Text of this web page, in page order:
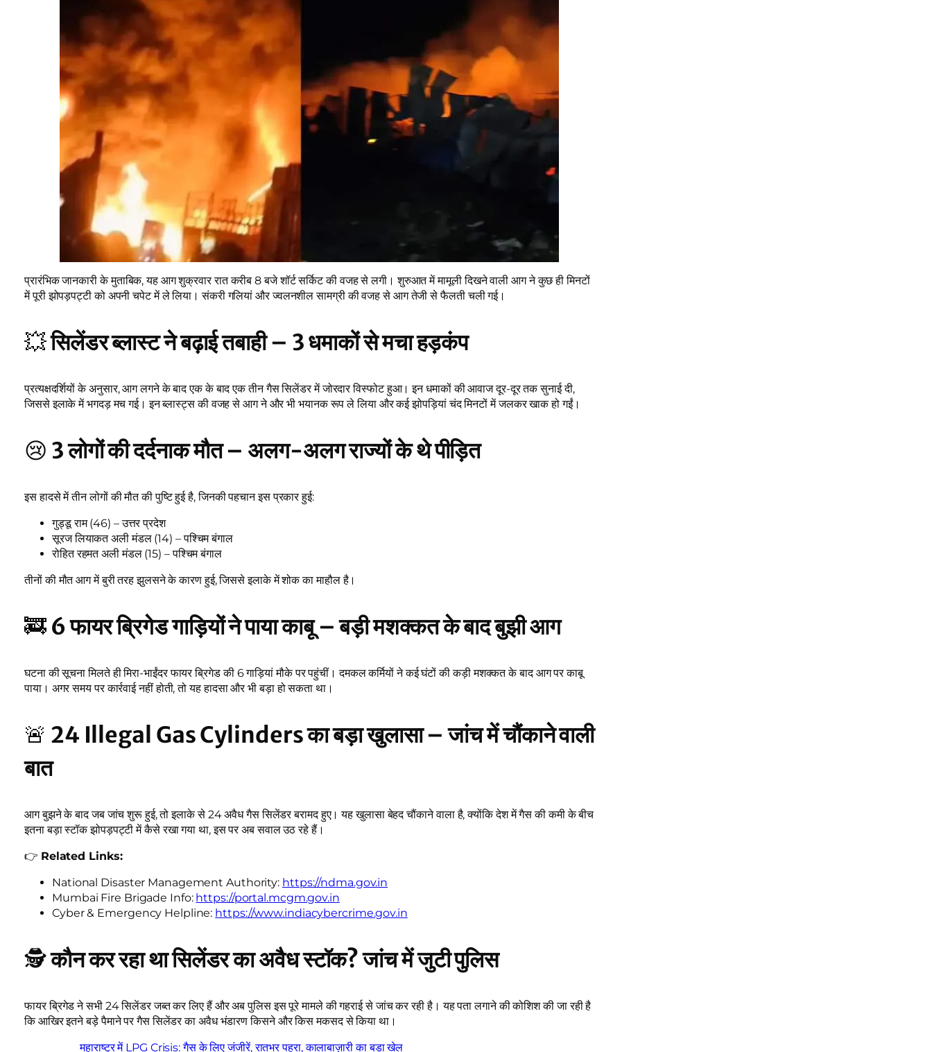
प्रारंभिक जानकारी के मुताबिक, यह आग शुक्रवार रात करीब 8 बजे शॉर्ट सर्किट की वजह से लगी। शुरुआत में मामूली दिखने वाली आग ने कुछ ही मिनटों
में पूरी झोपड़पट्टी को अपनी चपेट में ले लिया। संकरी गलियां और ज्वलनशील सामग्री की वजह से आग तेजी से फैलती चली गई।
💥सिलेंडर ब्लास्ट ने बढ़ाई तबाही – 3 धमाकों से मचा हड़कंप
प्रत्यक्षदर्शियों के अनुसार, आग लगने के बाद एक के बाद एक तीन गैस सिलेंडर में जोरदार विस्फोट हुआ। इन धमाकों की आवाज दूर-दूर तक सुनाई दी,
जिससे इलाके में भगदड़ मच गई। इन ब्लास्ट्स की वजह से आग ने और भी भयानक रूप ले लिया और कई झोपड़ियां चंद मिनटों में जलकर खाक हो गईं।
😢 3 लोगों की दर्दनाक मौत – अलग-अलग राज्यों के थे पीड़ित
इस हादसे में तीन लोगों की मौत की पुष्टि हुई है, जिनकी पहचान इस प्रकार हुई:
गुड्डू राम (46) – उत्तर प्रदेश
सूरज लियाकत अली मंडल (14) – पश्चिम बंगाल
रोहित रहमत अली मंडल (15) – पश्चिम बंगाल
तीनों की मौत आग में बुरी तरह झुलसने के कारण हुई, जिससे इलाके में शोक का माहौल है।
🚒 6 फायर ब्रिगेड गाड़ियों ने पाया काबू – बड़ी मशक्कत के बाद बुझी आग
घटना की सूचना मिलते ही मिरा-भाईंदर फायर ब्रिगेड की 6 गाड़ियां मौके पर पहुंचीं। दमकल कर्मियों ने कई घंटों की कड़ी मशक्कत के बाद आग पर काबू
पाया। अगर समय पर कार्रवाई नहीं होती, तो यह हादसा और भी बड़ा हो सकता था।
🚨 24 Illegal Gas Cylinders का बड़ा खुलासा – जांच में चौंकाने वाली
बात
आग बुझने के बाद जब जांच शुरू हुई, तो इलाके से 24 अवैध गैस सिलेंडर बरामद हुए। यह खुलासा बेहद चौंकाने वाला है, क्योंकि देश में गैस की कमी के बीच
इतना बड़ा स्टॉक झोपड़पट्टी में कैसे रखा गया था, इस पर अब सवाल उठ रहे हैं।
👉 Related Links:
National Disaster Management Authority: https://ndma.gov.in
Mumbai Fire Brigade Info: https://portal.mcgm.gov.in
Cyber & Emergency Helpline: https://www.indiacybercrime.gov.in
🕵️कौन कर रहा था सिलेंडर का अवैध स्टॉक? जांच में जुटी पुलिस
फायर ब्रिगेड ने सभी 24 सिलेंडर जब्त कर लिए हैं और अब पुलिस इस पूरे मामले की गहराई से जांच कर रही है। यह पता लगाने की कोशिश की जा रही है
कि आखिर इतने बड़े पैमाने पर गैस सिलेंडर का अवैध भंडारण किसने और किस मकसद से किया था।
महाराष्ट्र में LPG Crisis: गैस के लिए जंजीरें, रातभर पहरा, कालाबाज़ारी का बड़ा खेल